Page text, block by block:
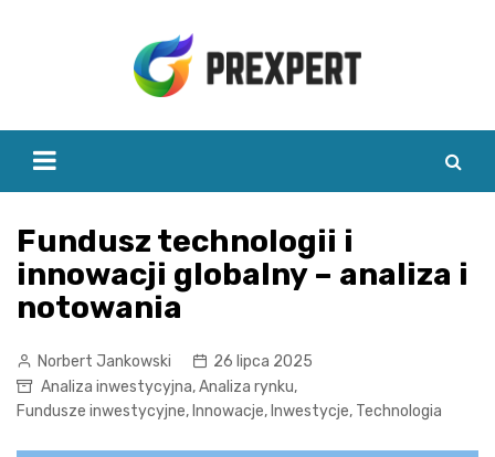
Fundusz technologii i
innowacji globalny – analiza i
notowania
Norbert Jankowski
26 lipca 2025
Analiza inwestycyjna,Analiza rynku,
Fundusze inwestycyjne, Innowacje, Inwestycje, Technologia